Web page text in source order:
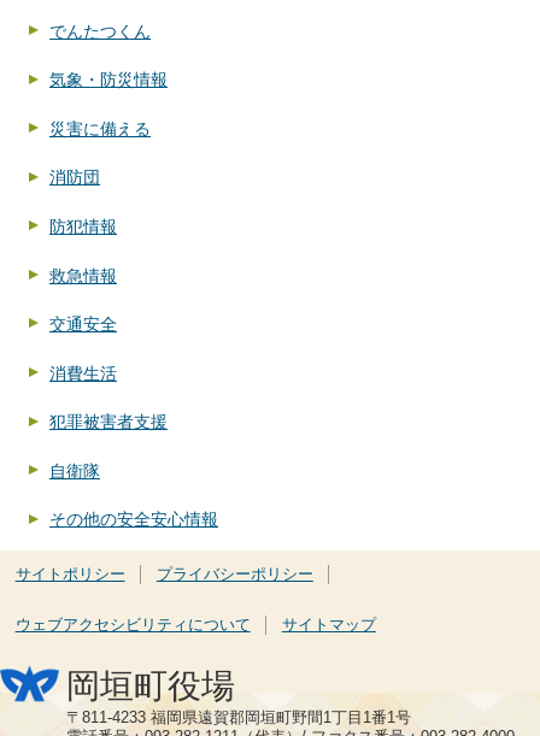
でんたつくん
気象・防災情報
災害に備える
消防団
防犯情報
救急情報
交通安全
消費生活
犯罪被害者支援
自衛隊
その他の安全安心情報
サイトポリシー プライバシーポリシー
ウェブアクセシビリティについて サイトマップ
岡垣町役場
〒811-4233 福岡県遠賀郡岡垣町野間1丁目1番1号